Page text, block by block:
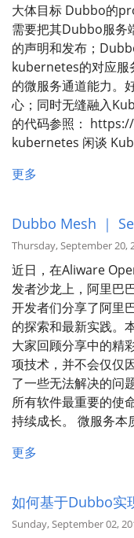
大体目标 Dubbo的
需要把其Dubbo服务
的声明和发布；
kubernetes的对应
的微服务通道能力。
心；同时无缝融入
的代码参照：
kubernetes 闲谈
更多
Dubbo Mesh ｜
Thursday, September 20,
近日，在Aliware
发者沙龙上，阿里巴
开发者们分享了阿里
的探索和最新实践。
大家回顾分享中的精
项技术，并不会仅仅
了一些无法解决的问
所有软件最重要的使
持续成长。 微服务
更多
如何基于Dubbo实
Sunday, September 02,